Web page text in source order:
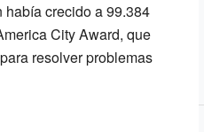
crecido a 99.384
City Award, que
resolver problemas